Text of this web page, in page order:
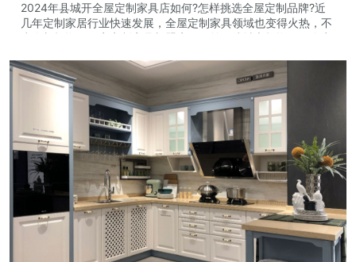
2024年县城开全屋定制家具店如何?怎样挑选全屋定制品牌?近
几年定制家居行业快速发展，全屋定制家具领域也变得火热，不
少人想投资开一家定制家具加盟店。目前一线城市投资开一个定